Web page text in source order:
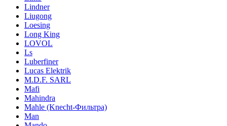
Lindner
Liugong
Loesing
Long King
LOVOL
Ls
Luberfiner
Lucas Elektrik
M.D.F. SARL
Mafi
Mahindra
Mahle (Knecht-Фильтра)
Man